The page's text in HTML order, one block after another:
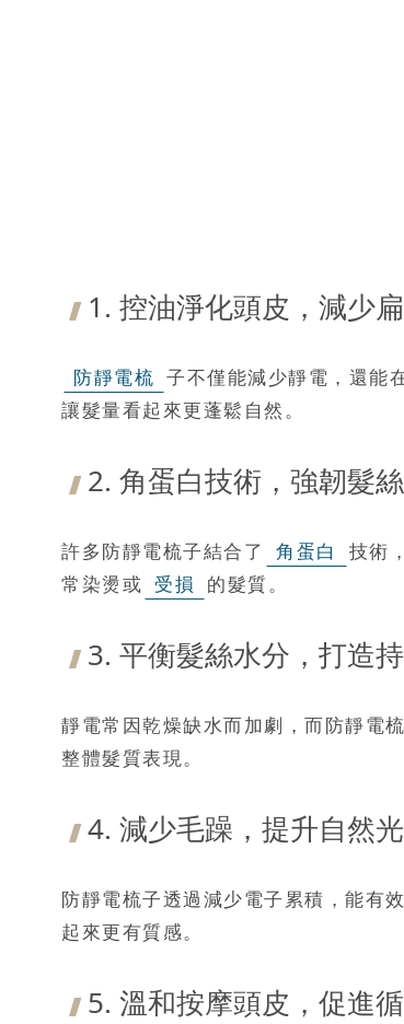
1. 控油淨化頭皮，減少
防靜電梳 子不僅能減少靜電，還能
讓髮量看起來更蓬鬆自然。
2. 角蛋白技術，強韌髮
許多防靜電梳子結合了 角蛋白 技術
常染燙或 受損 的髮質。
3. 平衡髮絲水分，打造
靜電常因乾燥缺水而加劇，而防靜電
整體髮質表現。
4. 減少毛躁，提升自然
防靜電梳子透過減少電子累積，能有效
起來更有質感。
5. 溫和按摩頭皮，促進